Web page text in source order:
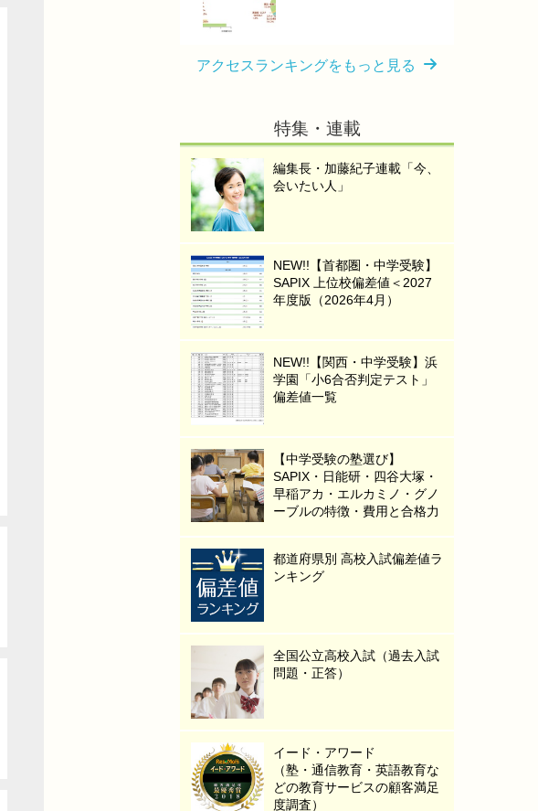
アクセスランキングをもっと見る
特集・連載
編集長・加藤紀子連載「今、
会いたい人」
NEW!!【首都圏・中学受験】
SAPIX 上位校偏差値＜2027
年度版（2026年4月）
NEW!!【関西・中学受験】浜
学園「小6合否判定テスト」
偏差値一覧
【中学受験の塾選び】
SAPIX・日能研・四谷大塚・
早稲アカ・エルカミノ・グノ
ーブルの特徴・費用と合格力
都道府県別 高校入試偏差値ラ
ンキング
全国公立高校入試（過去入試
問題・正答）
イード・アワード
（塾・通信教育・英語教育な
どの教育サービスの顧客満足
度調査）